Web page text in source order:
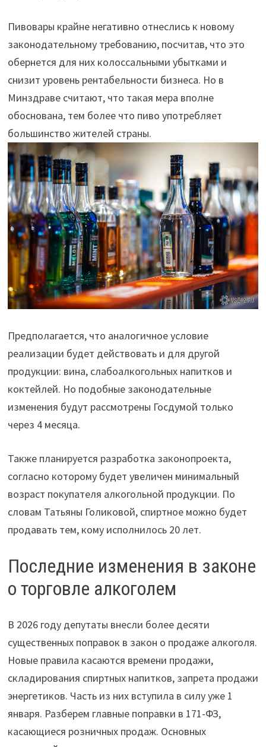
Пивовары крайне негативно отнеслись к новому
законодательному требованию, посчитав, что это
обернется для них колоссальными убытками и
снизит уровень рентабельности бизнеса. Но в
Минздраве считают, что такая мера вполне
обоснована, тем более что пиво употребляет
большинство жителей страны.
Предполагается, что аналогичное условие
реализации будет действовать и для другой
продукции: вина, слабоалкогольных напитков и
коктейлей. Но подобные законодательные
изменения будут рассмотрены Госдумой только
через 4 месяца.
Также планируется разработка законопроекта,
согласно которому будет увеличен минимальный
возраст покупателя алкогольной продукции. По
словам Татьяны Голиковой, спиртное можно будет
продавать тем, кому исполнилось 20 лет.
Последние изменения в законе
о торговле алкоголем
В 2026 году депутаты внесли более десяти
существенных поправок в закон о продаже алкоголя.
Новые правила касаются времени продажи,
складирования спиртных напитков, запрета продажи
энергетиков. Часть из них вступила в силу уже 1
января. Разберем главные поправки в 171-ФЗ,
касающиеся розничных продаж. Основных